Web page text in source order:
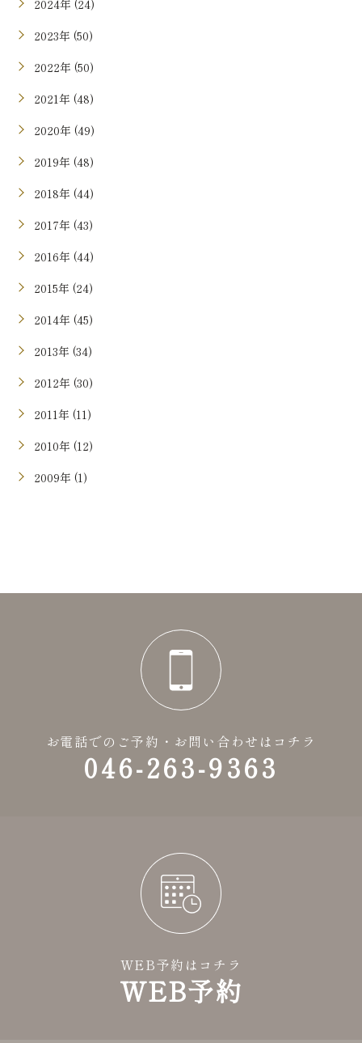
2024年 (24)
2023年 (50)
2022年 (50)
2021年 (48)
2020年 (49)
2019年 (48)
2018年 (44)
2017年 (43)
2016年 (44)
2015年 (24)
2014年 (45)
2013年 (34)
2012年 (30)
2011年 (11)
2010年 (12)
2009年 (1)
お電話でのご予約・お問い合わせはコチラ
046-263-9363
WEB予約はコチラ
WEB予約